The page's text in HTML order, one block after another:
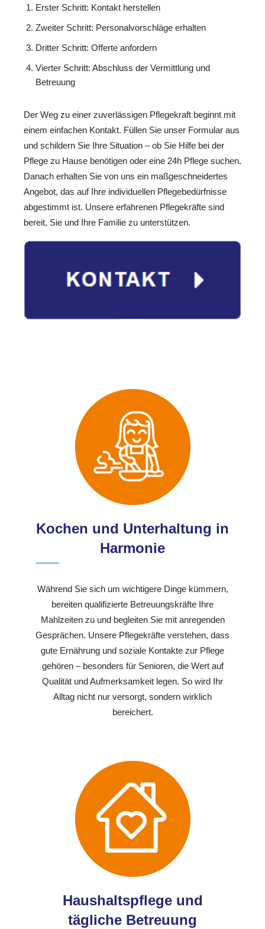
Erster Schritt: Kontakt herstellen
Zweiter Schritt: Personalvorschläge erhalten
Dritter Schritt: Offerte anfordern
Vierter Schritt: Abschluss der Vermittlung und
Betreuung
Der Weg zu einer zuverlässigen Pflegekraft beginnt mit
einem einfachen Kontakt. Füllen Sie unser Formular aus
und schildern Sie Ihre Situation – ob Sie Hilfe bei der
Pflege zu Hause benötigen oder eine 24h Pflege suchen.
Danach erhalten Sie von uns ein maßgeschneidertes
Angebot, das auf Ihre individuellen Pflegebedürfnisse
abgestimmt ist. Unsere erfahrenen Pflegekräfte sind
bereit, Sie und Ihre Familie zu unterstützen.
Kochen und Unterhaltung in
Harmonie
Während Sie sich um wichtigere Dinge kümmern,
bereiten qualifizierte Betreuungskräfte Ihre
Mahlzeiten zu und begleiten Sie mit anregenden
Gesprächen. Unsere Pflegekräfte verstehen, dass
gute Ernährung und soziale Kontakte zur Pflege
gehören – besonders für Senioren, die Wert auf
Qualität und Aufmerksamkeit legen. So wird Ihr
Alltag nicht nur versorgt, sondern wirklich
bereichert.
Haushaltspflege und
tägliche Betreuung